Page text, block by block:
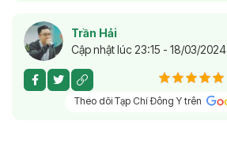
Trần Hải
Cập nhật lúc 23:15 - 18/03/2024
Theo dõi Tạp Chí Đông Y trên